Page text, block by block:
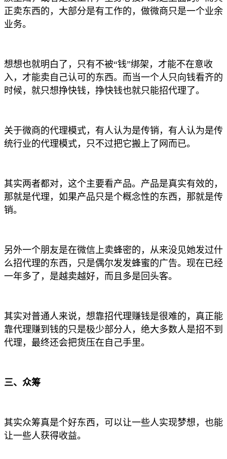
正卖东西的，大部分是有工作的，做微商只是一个业余
业务。
想想也就明白了，只有不被“钱”绑架，才能不在意收
入，才能卖自己认可的东西。而当一个人只向钱看齐的
时候，就只想挣快钱，挣快钱也就只能招代理了。
关于微商的代理模式，有人认为是传销，有人认为是传
统行业的代理模式，只不过把它搬上了 网而已。
其实两者都对，这个主要看产品。产品是真实有效的，
那就是代理，如果产品只是个概念性的东西，那就是传
销。
另外一个朋友是在微信上卖蜂密的，从来没见她发过什
么招代理的东西，只是偶尔发发蜂蜜的广告。现在已经
一年多了，是越卖越好，而且多是回头客。
其实对普通人来说，想靠招代理赚钱是很难的，真正能
靠代理赚到钱的只是极少部分人，绝大多数人是招不到
代理，最终还会把货压在自己手里。
三、众筹
其实众筹真是个好东西，可以让一些人实现梦想，也能
让一些人获得收益。